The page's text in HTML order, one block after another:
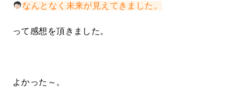
なんとなく未来が見えてきました。
って感想を頂きました。
よかった～。